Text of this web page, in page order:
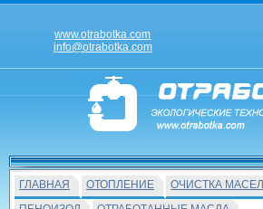
www.otrabotka.com
info@otrabotka.com
ГЛАВНАЯ ОТОПЛЕНИЕ ОЧИСТКА МАСЕЛ